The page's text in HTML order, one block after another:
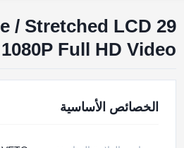
/ Stretched LCD
Full HD Video
الخصائص الأساسية